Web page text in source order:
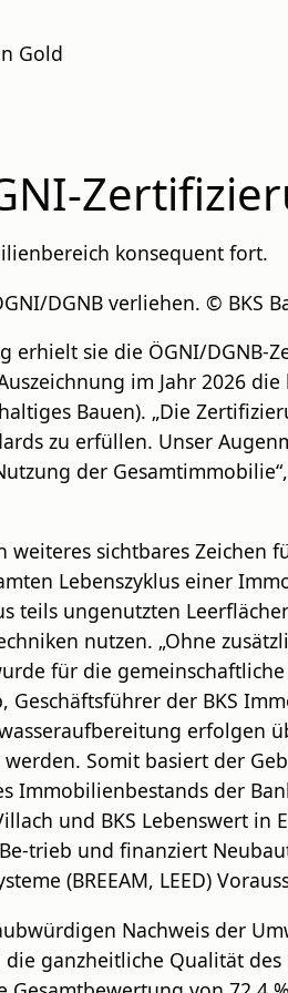
Gold
konsequent fort.
DGNB verliehen. © BKS
sie die ÖGNI/DGNB-
im Jahr 2026
Bauen). „Die
zu erfüllen. Unser
der
weiteres sichtbares
Lebenszyklus einer
teils ungenutzten
nutzen. „Ohne
für die
der BKS
erfolgen
Somit basiert der
der
und BKS Lebenswert
trieb und finanziert
(BREEAM, LEED)
Nachweis der
ganzheitliche Qualität